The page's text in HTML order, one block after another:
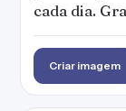
cada dia.
Criar imagem